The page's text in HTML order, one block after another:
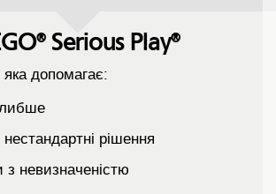
Serious Play®
яка допомагає:
рішення
невизначеністю